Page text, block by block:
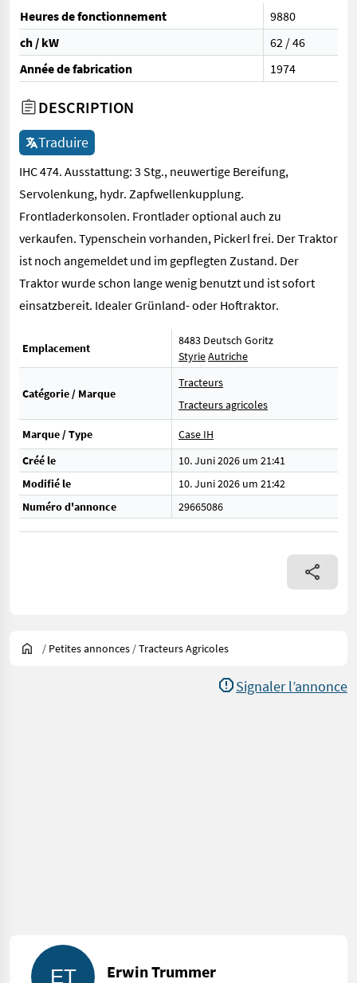
Heures de fonctionnement
9880
ch / kW
62 / 46
Année de fabrication
1974
DESCRIPTION
Traduire
IHC 474. Ausstattung: 3 Stg., neuwertige Bereifung,
Servolenkung, hydr. Zapfwellenkupplung.
Frontladerkonsolen. Frontlader optional auch zu
verkaufen. Typenschein vorhanden, Pickerl frei. Der Traktor
ist noch angemeldet und im gepflegten Zustand. Der
Traktor wurde schon lange wenig benutzt und ist sofort
einsatzbereit. Idealer Grünland- oder Hoftraktor.
Emplacement
8483 Deutsch Goritz
StyrieAutriche
Catégorie / Marque
Tracteurs
Tracteurs agricoles
Marque / Type
Case IH
Créé le
10. Juni 2026 um 21:41
Modifié le
10. Juni 2026 um 21:42
Numéro d'annonce
29665086
/ Petites annonces /Tracteurs Agricoles
Signaler l’annonce
Erwin Trummer